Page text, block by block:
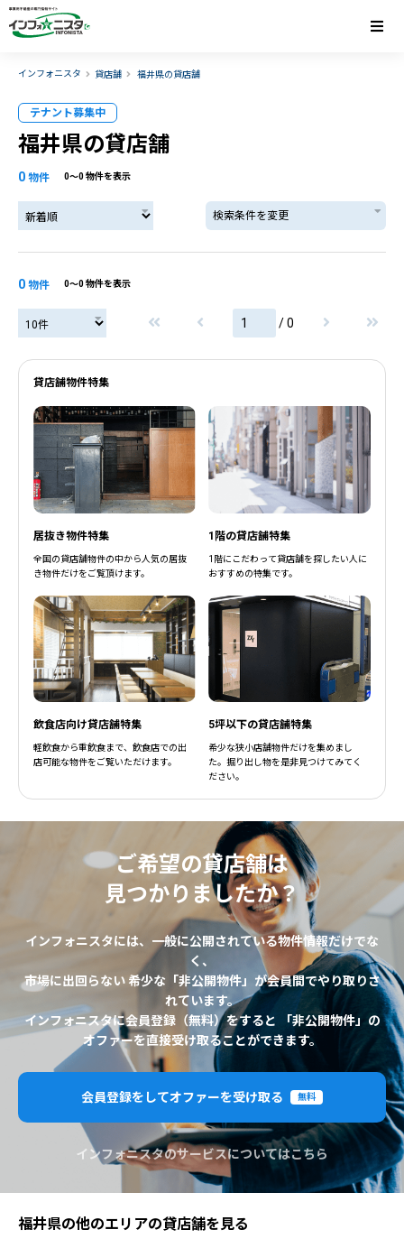
インフォニスタ 貸店舗 福井県の貸店舗
テナント募集中
福井県の貸店舗
0 物件 0〜0 物件を表示
検索条件を変更
0 物件 0〜0 物件を表示
/ 0
貸店舗物件特集
居抜き物件特集
全国の貸店舗物件の中から人気の居抜
き物件だけをご覧頂けます。
1階の貸店舗特集
1階にこだわって貸店舗を探したい人に
おすすめの特集です。
飲食店向け貸店舗特集
軽飲食から重飲食まで、飲食店での出
店可能な物件をご覧いただけます。
5坪以下の貸店舗特集
希少な狭小店舗物件だけを集めまし
た。掘り出し物を是非見つけてみてく
ださい。
ご希望の貸店舗は
見つかりましたか？
インフォニスタには、一般に公開されている物件情報だけでな
く、
市場に出回らない 希少な「非公開物件」が会員間でやり取りさ
れています。
インフォニスタに会員登録（無料）をすると 「非公開物件」の
オファーを直接受け取ることができます。
会員登録をしてオファーを受け取る 無料
インフォニスタのサービスについてはこちら
福井県の他のエリアの貸店舗を見る